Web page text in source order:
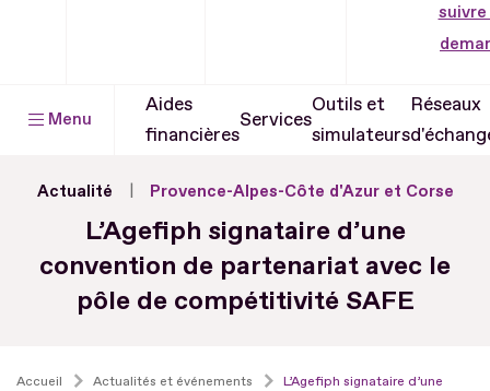
suivre
Menu
Aides
financières
Services
Outils et
simulateurs
Réseaux
Actualité Provence-Alpes-Côte d'Azur et Corse
L’Agefiph signataire d’une
convention de partenariat avec le
pôle de compétitivité SAFE
Accueil Actualités et événements
L’Agefiph signataire d’une